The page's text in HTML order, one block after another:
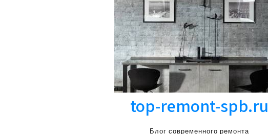
top-remont-spb.ru
Блог современного ремонта